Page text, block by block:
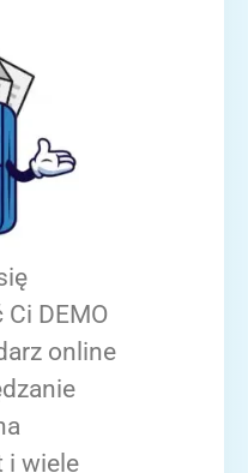
DEMO
online
i wiele